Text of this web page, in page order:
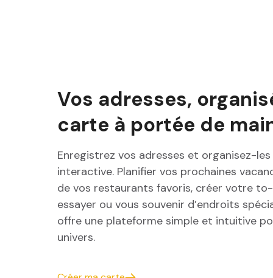
Vos adresses,
carte à portée de
Enregistrez vos adresses et organisez-
interactive. Planifier vos prochaines
de vos restaurants favoris, créer votre
essayer ou vous souvenir d’endroits
offre une plateforme simple et intuitive
univers.